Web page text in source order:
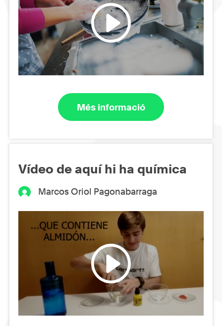
Més informació
Vídeo de aquí hi ha química
Marcos Oriol Pagonabarraga